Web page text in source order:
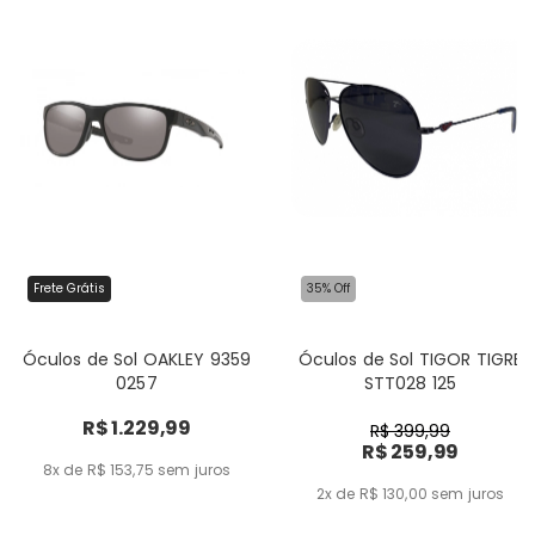
Frete Grátis
Óculos de Sol OAKLEY 9359
0257
R$ 1.229,99
8x de R$ 153,75 sem juros
35% Off
Óculos de Sol TIGOR TIGRE
STT028 125
R$ 399,99
R$ 259,99
2x de R$ 130,00 sem juros